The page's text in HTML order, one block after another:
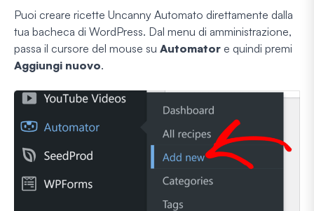
Puoi creare ricette Uncanny Automato direttamente dalla
tua bacheca di WordPress. Dal menu di amministrazione,
passa il cursore del mouse su Automator e quindi premi
Aggiungi nuovo.